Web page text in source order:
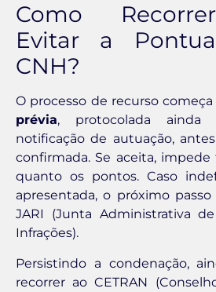
Como
Evitar a
CNH?
O processo de recurso
prévia, protocolada
notificação de autuação,
confirmada. Se aceita,
quanto os pontos. Caso
apresentada, o próximo
JARI (Junta Administrativa
Infrações).
Persistindo a condenação,
recorrer ao CETRAN